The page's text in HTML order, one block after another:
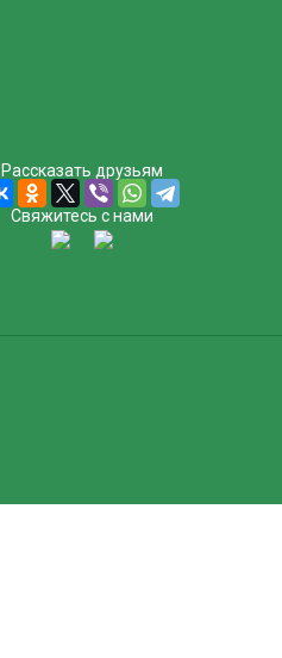
Рассказать друзьям
Свяжитесь с нами